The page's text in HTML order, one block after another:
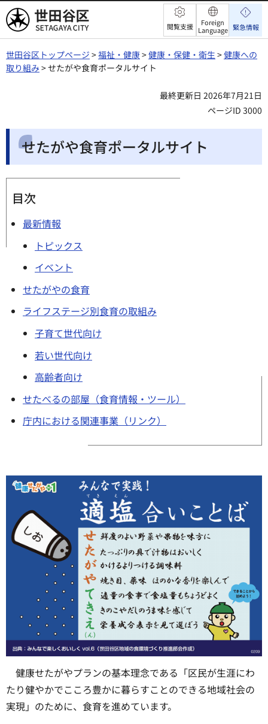
世田谷区 閲覧支援
Foreign
Language 緊急情報
世田谷区トップページ >福祉・健康>健康・保健・衛生 >健康への
取り組み > せたがや食育ポータルサイト
最終更新日 2026年7月21日
ページID 3000
せたがや食育ポータルサイト
目次
最新情報
トピックス
イベント
せたがやの食育
ライフステージ別食育の取組み
子育て世代向け
若い世代向け
高齢者向け
せたべるの部屋（食育情報・ツール）
庁内における関連事業（リンク）
健康せたがやプランの基本理念である「区民が生涯にわ
たり健やかでこころ豊かに暮らすことのできる地域社会の
実現」のために、食育を進めています。